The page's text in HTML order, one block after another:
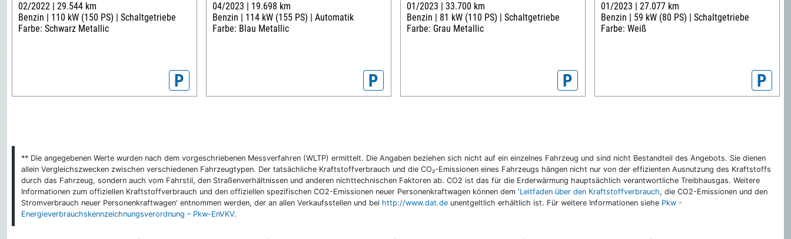
02/2022 | 29.544 km
Benzin | 110 kW (150 PS) | Schaltgetriebe
Farbe: Schwarz Metallic
P
04/2023 | 19.698 km
Benzin | 114 kW (155 PS) | Automatik
Farbe: Blau Metallic
P
01/2023 | 33.700 km
Benzin | 81 kW (110 PS) | Schaltgetriebe
Farbe: Grau Metallic
P
01/2023 | 27.077 km
Benzin | 59 kW (80 PS) | Schaltgetriebe
Farbe: Weiß
P
** Die angegebenen Werte wurden nach dem vorgeschriebenen Messverfahren (WLTP) ermittelt. Die Angaben beziehen sich nicht auf ein einzelnes Fahrzeug und sind nicht Bestandteil des Angebots. Sie dienen
allein Vergleichszwecken zwischen verschiedenen Fahrzeugtypen. Der tatsächliche Kraftstoffverbrauch und die CO₂-Emissionen eines Fahrzeugs hängen nicht nur von der effizienten Ausnutzung des Kraftstoffs
durch das Fahrzeug, sondern auch vom Fahrstil, den Straßenverhältnissen und anderen nichttechnischen Faktoren ab. CO2 ist das für die Erderwärmung hauptsächlich verantwortliche Treibhausgas. Weitere
Informationen zum offiziellen Kraftstoffverbrauch und den offiziellen spezifischen CO2-Emissionen neuer Personenkraftwagen können dem 'Leitfaden über den Kraftstoffverbrauch, die CO2-Emissionen und den
Stromverbrauch neuer Personenkraftwagen' entnommen werden, der an allen Verkaufsstellen und bei http://www.dat.deunentgeltlich erhältlich ist. Für weitere Informationen siehe Pkw -
Energieverbrauchskennzeichnungsverordnung – Pkw-EnVKV.